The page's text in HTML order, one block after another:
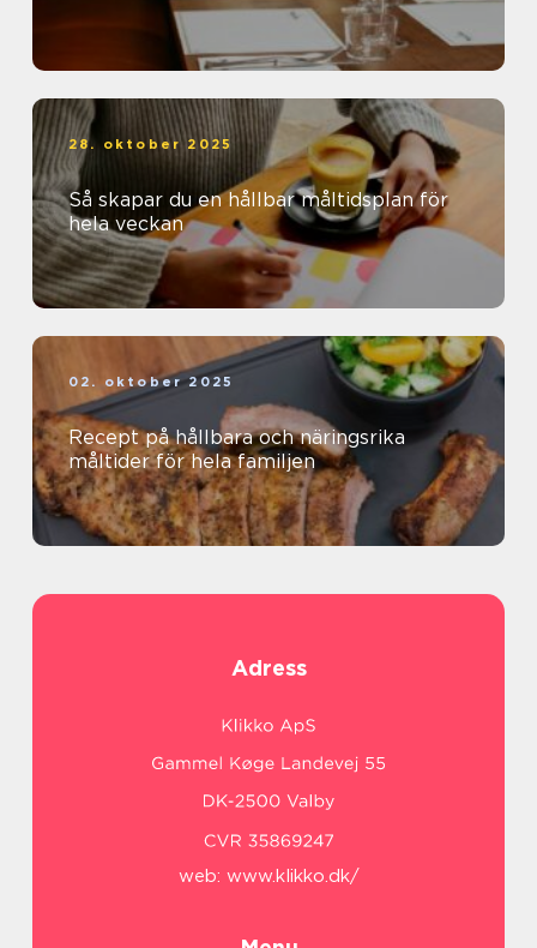
28. oktober 2025
Så skapar du en hållbar måltidsplan för
hela veckan
02. oktober 2025
Recept på hållbara och näringsrika
måltider för hela familjen
Adress
web: www.klikko.dk/